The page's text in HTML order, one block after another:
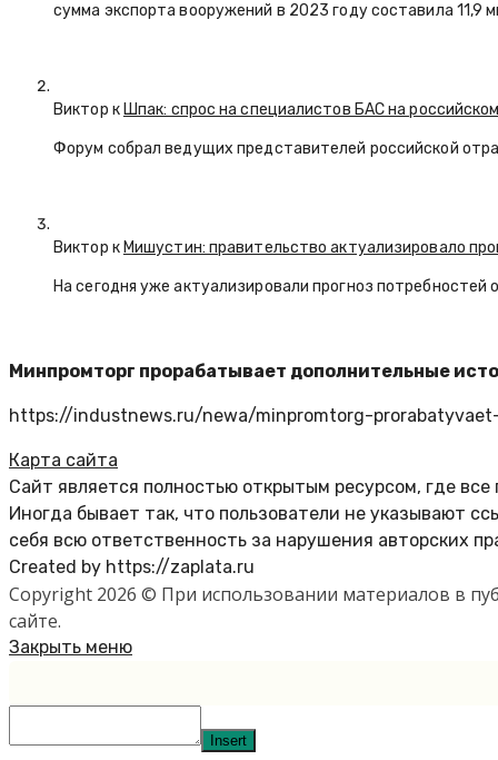
сумма экспорта вооружений в 2023 году составила 11,9
Виктор кШпак: спрос на специалистов БАС на
Форум собрал ведущих представителей российской
Виктор кМишустин: правительство актуализировало
На сегодня уже актуализировали прогноз
Минпромторг прорабатывает дополнительные
https://industnews.ru/newa/minpromtorg-
Карта сайта
Сайт является полностью открытым ресурсом, где
Иногда бывает так, что пользователи не указывают
себя всю ответственность за нарушения авторских
Created by https://zaplata.ru
Copyright 2026 © При использовании материалов в
сайте.
Закрыть меню
Insert